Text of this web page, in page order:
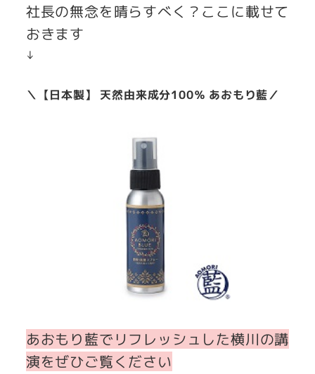
社長の無念を晴らすべく？ここに載せて
おきます
↓
＼【日本製】 天然由来成分100％ あおもり藍／
あおもり藍でリフレッシュした横川の講
演をぜひご覧ください